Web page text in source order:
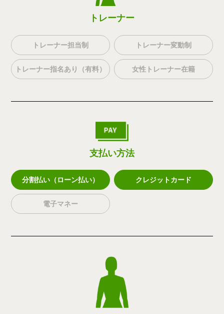
トレーナー
トレーナー担当制 トレーナー変動制
トレーナー指名あり（有料） 女性トレーナー在籍
支払い方法
分割払い（ローン払い） クレジットカード
電子マネー